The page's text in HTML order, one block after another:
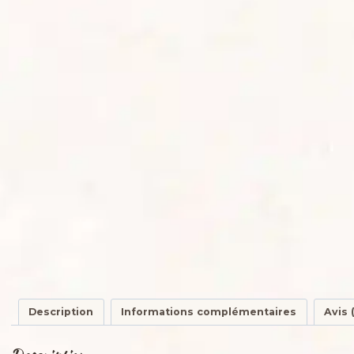
Description Informations complémentaires Avis